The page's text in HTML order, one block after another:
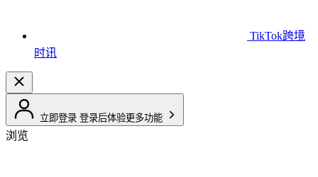
TikTok跨境
时讯
立即登录 登录后体验更多功能
浏览